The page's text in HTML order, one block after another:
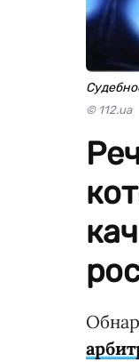
© 112.ua